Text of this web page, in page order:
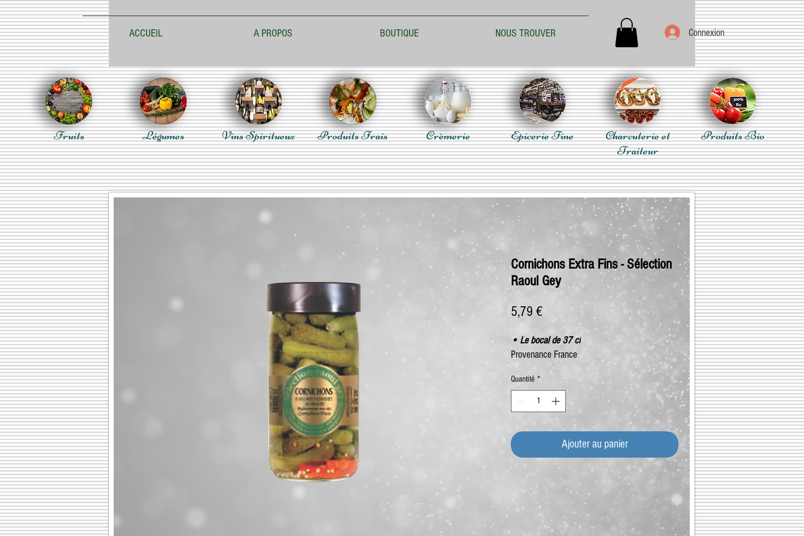
ACCUEIL A PROPOS BOUTIQUE NOUS TROUVER Connexion
Fruits Légumes Vins Spiritueux Produits Frais Crèmerie Epicerie Fine
Charcuterie et
Traiteur
Produits Bio
Cornichons Extra Fins - Sélection
Raoul Gey
5,79 €Prix
• Le bocal de 37 cl
Provenance France
Quantité *
Ajouter au panier